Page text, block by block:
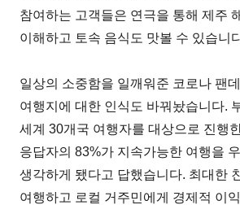
참여하는 고객들은 연극을 통해 제주
이해하고 토속 음식도 맛볼 수 있습니
일상의 소중함을 일깨워준 코로나 팬
여행지에 대한 인식도 바꿔놨습니다.
세계 30개국 여행자를 대상으로 진행
응답자의 83%가 지속가능한 여행을
생각하게 됐다고 답했습니다. 최대한
여행하고 로컬 거주민에게 경제적 이